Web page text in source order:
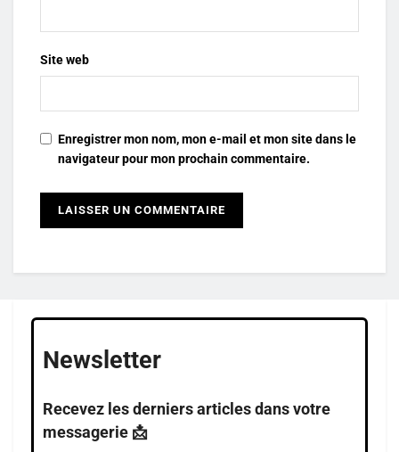
Site web
Enregistrer mon nom, mon e-mail et mon site dans le
navigateur pour mon prochain commentaire.
Newsletter
Recevez les derniers articles dans votre
messagerie 📩